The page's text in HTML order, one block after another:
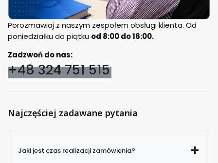
Porozmawiaj z naszym zespołem obsługi klienta. Od
poniedziałku do piątku od 8:00 do 16:00.
Zadzwoń do nas:
+48 324 751 515
Najczęściej zadawane pytania
Jaki jest czas realizacji zamówienia?